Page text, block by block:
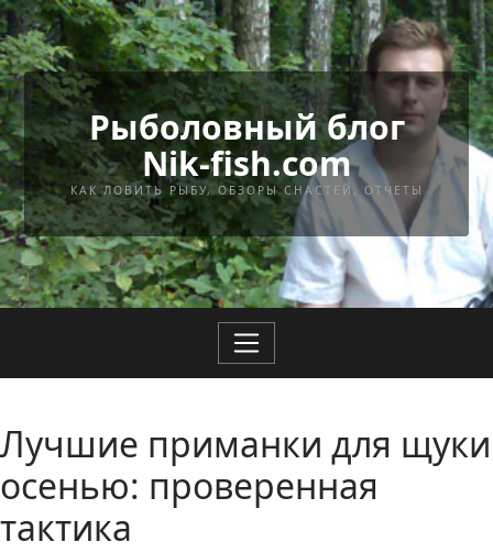
Перейти к содержимому
Рыболовный блог
Nik-fish.com
КАК ЛОВИТЬ РЫБУ, ОБЗОРЫ СНАСТЕЙ, ОТЧЕТЫ
Лучшие приманки для щуки
осенью: проверенная
тактика